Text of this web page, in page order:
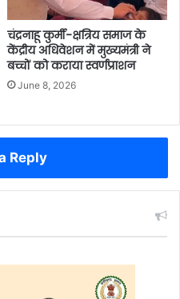
चंद्रनाहू कुर्मी-क्षत्रिय समाज के
केंद्रीय अधिवेशन में मुख्यमंत्री ने
बच्चों को कराया स्वर्णप्राशन
June 8, 2026
Reply